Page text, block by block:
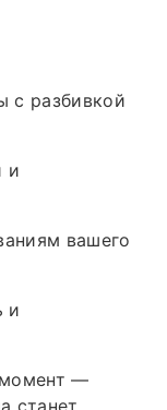
с разбивкой
и
вашего
и
момент —
станет